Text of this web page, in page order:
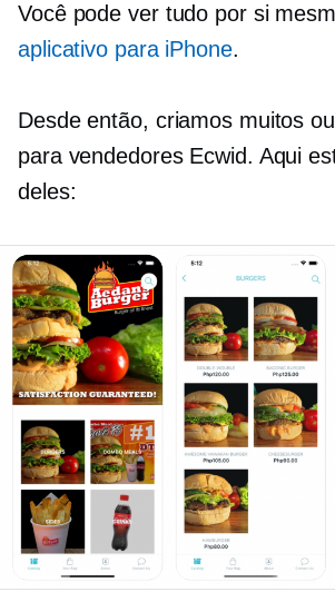
Você pode ver tudo por si
aplicativo para iPhone.
Desde então, criamos muitos
para vendedores Ecwid. Aqui
deles: